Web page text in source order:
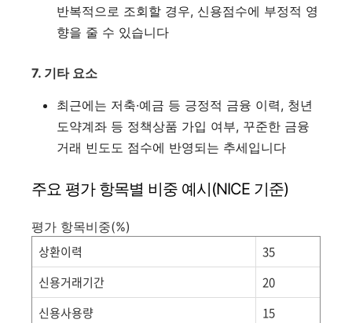
반복적으로 조회할 경우, 신용점수에 부정적 영
향을 줄 수 있습니다
7. 기타 요소
최근에는 저축·예금 등 긍정적 금융 이력, 청년
도약계좌 등 정책상품 가입 여부, 꾸준한 금융
거래 빈도도 점수에 반영되는 추세입니다
주요 평가 항목별 비중 예시(NICE 기준)
평가 항목비중(%)
상환이력
35
신용거래기간
20
신용사용량
15